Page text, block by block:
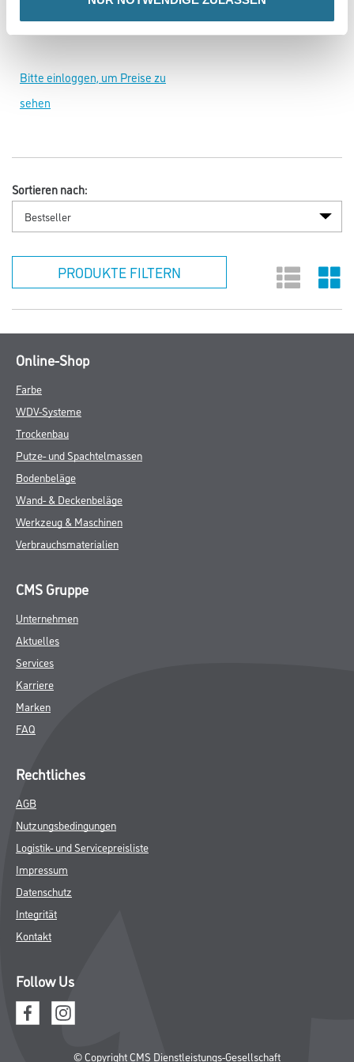
Bitte einloggen, um Preise zu
sehen
Sortieren nach:
PRODUKTE FILTERN
Online-Shop
Farbe
WDV-Systeme
Trockenbau
Putze- und Spachtelmassen
Bodenbeläge
Wand- & Deckenbeläge
Werkzeug & Maschinen
Verbrauchsmaterialien
CMS Gruppe
Unternehmen
Aktuelles
Services
Karriere
Marken
FAQ
Rechtliches
AGB
Nutzungsbedingungen
Logistik- und Servicepreisliste
Impressum
Datenschutz
Integrität
Kontakt
Follow Us
© Copyright CMS Dienstleistungs-Gesellschaft